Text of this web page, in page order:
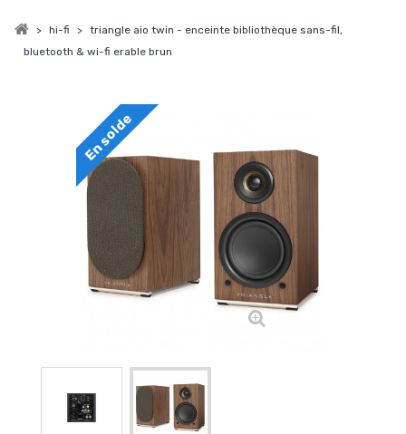
> hi-fi > triangle aio twin - enceinte bibliothèque sans-fil,
bluetooth & wi-fi erable brun
En solde